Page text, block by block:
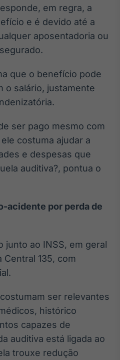
em regra, a
e é devido até a
aposentadoria ou
que o benefício pode
o salário, justamente
ser pago mesmo com
costuma ajudar a
e despesas que
auditiva?, pontua o
acidente por perda de
junto ao INSS, em geral
Central 135, com
ser relevantes
histórico
capazes de
auditiva está ligada ao
trouxe redução